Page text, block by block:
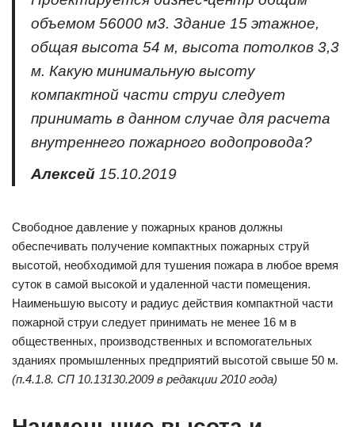
объемом 56000 м3. Здание 15 этажное,
общая высота 54 м, высота потолков 3,3
м. Какую минимальную высоту
компактной части струи следует
принимать в данном случае для расчета
внутреннего пожарного водопровода?
Алексей 15.10.2019
Свободное давление у пожарных кранов должны
обеспечивать получение компактных пожарных струй
высотой, необходимой для тушения пожара в любое время
суток в самой высокой и удаленной части помещения.
Наименьшую высоту и радиус действия компактной части
пожарной струи следует принимать не менее 16 м в
общественных, производственных и вспомогательных
зданиях промышленных предприятий высотой свыше 50 м.
(п.4.1.8. СП 10.13130.2009 в редакции 2010 года)